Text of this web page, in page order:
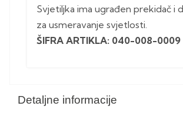
Detaljne informacije
Svjetiljka ima ugrađen prekidač i
za usmeravanje svjetlosti.
ŠIFRA ARTIKLA: 040-008-0009